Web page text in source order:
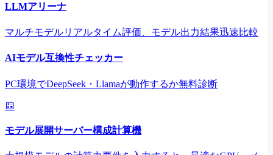
LLMアリーナ
マルチモデルリアルタイム評価、モデル出力結果迅速比較
AIモデル互換性チェッカー
PC環境でDeepSeek・Llamaが動作するか無料診断
モデル展開サーバー構成計算機